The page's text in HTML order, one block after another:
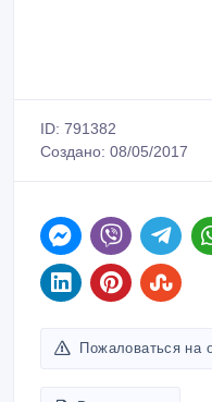
Пожаловаться на
Распечатать